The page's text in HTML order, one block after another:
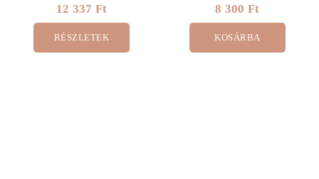
12 337 Ft
RÉSZLETEK
8 300 Ft
KOSÁRBA